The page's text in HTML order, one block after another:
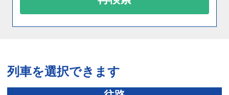
列車を選択できます